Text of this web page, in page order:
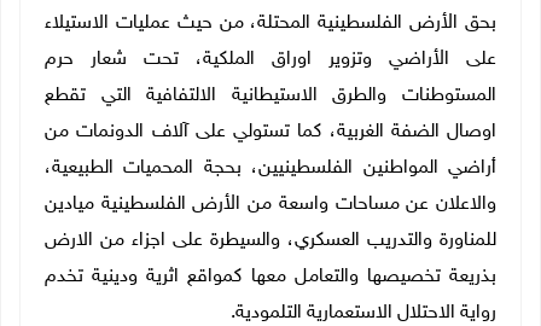
بحق الأرض الفلسطينية المحتلة، من حيث عمليات الاستيلاء
على الأراضي وتزوير اوراق الملكية، تحت شعار حرم
المستوطنات والطرق الاستيطانية الالتفافية التي تقطع
اوصال الضفة الغربية، كما تستولي على آلاف الدونمات من
أراضي المواطنين الفلسطينيين، بحجة المحميات الطبيعية،
والاعلان عن مساحات واسعة من الأرض الفلسطينية ميادين
للمناورة والتدريب العسكري، والسيطرة على اجزاء من الارض
بذريعة تخصيصها والتعامل معها كمواقع اثرية ودينية تخدم
رواية الاحتلال الاستعمارية التلمودية.